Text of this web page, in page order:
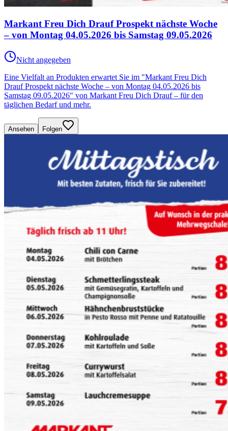
Markant Freu Dich Drauf Prospekt nächste Woche
– von Montag 04.05.2026 bis Samstag 09.05.2026
Nicht angegeben
Eine Vielfalt an Produkten erwartet Sie im "Markant Freu Dich
Drauf Prospekt nächste Woche – von Montag 04.05.2026 bis
Samstag 09.05.2026" von Markant Freu Dich Drauf – für den
täglichen Bedarf und mehr.
Ansehen Folgen